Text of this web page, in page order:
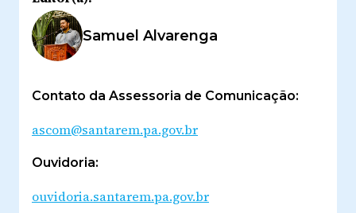
Samuel Alvarenga
Contato da Assessoria de Comunicação:
ascom@santarem.pa.gov.br
Ouvidoria:
ouvidoria.santarem.pa.gov.br